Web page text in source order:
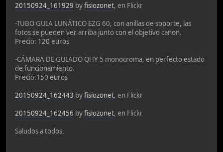
20150924_161929 byfisiozonet, en Flickr
-TUBO GUIA LUNÁTICO EZG 60, con anillas de soporte, las
fotos se pueden ver arriba junto con el objetivo canon.
Precio: 120 euros
-CÁMARA DE GUIADO QHY 5 monocroma, en perfecto estado
de funcionamiento.
Precio:150 euros
20150924_162443 byfisiozonet, en Flickr
20150924_162456 byfisiozonet, en Flickr
Saludos a todos.